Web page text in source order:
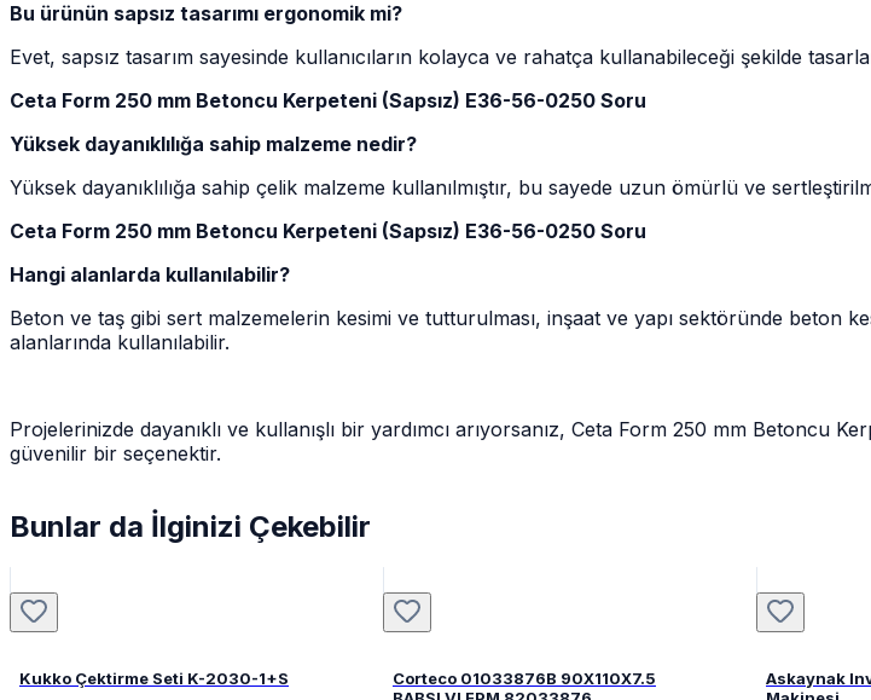
Bu ürünün sapsız tasarımı ergonomik mi?
Evet, sapsız tasarım sayesinde kullanıcıların kolayca ve rahatça kullanabileceği şekilde
Ceta Form 250 mm Betoncu Kerpeteni (Sapsız) E36-56-0250 Soru
Yüksek dayanıklılığa sahip malzeme nedir?
Yüksek dayanıklılığa sahip çelik malzeme kullanılmıştır, bu sayede uzun ömürlü ve
Ceta Form 250 mm Betoncu Kerpeteni (Sapsız) E36-56-0250 Soru
Hangi alanlarda kullanılabilir?
Beton ve taş gibi sert malzemelerin kesimi ve tutturulması, inşaat ve yapı sektöründe beton
alanlarında kullanılabilir.
Projelerinizde dayanıklı ve kullanışlı bir yardımcı arıyorsanız, Ceta Form 250 mm Betoncu
güvenilir bir seçenektir.
Bunlar da İlginizi Çekebilir
Kukko Çektirme Seti K-2030-1+S
Corteco 01033876B 90X110X7.5
Askaynak